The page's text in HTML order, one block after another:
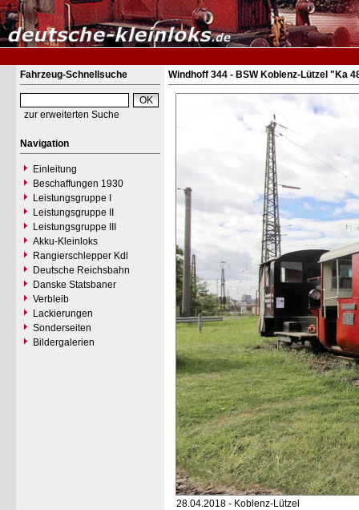
Fahrzeug-Schnellsuche
zur erweiterten Suche
Navigation
Einleitung
Beschaffungen 1930
Leistungsgruppe I
Leistungsgruppe II
Leistungsgruppe III
Akku-Kleinloks
Rangierschlepper Kdl
Deutsche Reichsbahn
Danske Statsbaner
Verbleib
Lackierungen
Sonderseiten
Bildergalerien
Windhoff 344 - BSW Koblenz-Lützel "Ka
28.04.2018 - Koblenz-Lützel